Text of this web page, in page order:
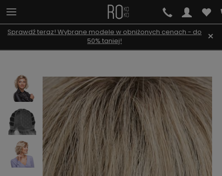
Sprawdź teraz! Wybrane modele w obniżonych cenach - do
50% taniej!
×